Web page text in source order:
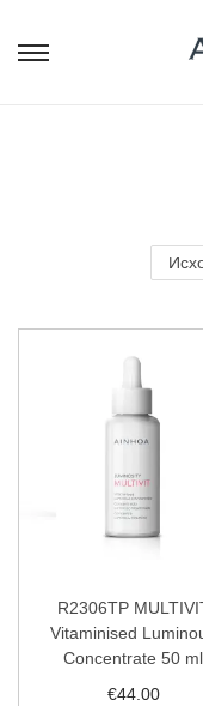
R2306TP
Vitaminised
Concentrate 50 ml
€44.00